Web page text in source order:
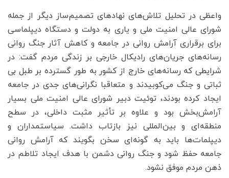
واعظی در تحلیل تلاش‌های نهادهای تصمیم‌ساز دیگر از جمله
شورای عالی امنیت ملی و یاری به دولت و دستگاه دیپلماسی
برای برقراری آرامش روانی در جامعه و کاهش آثار جنگ روانی
رسانه‌های جریان‌های رادیکال خارجی بر زندگی مردم گفت: در
شرایطی که رسانه‌های خارج از کشور به طور گسترده بر طبل بی
ثباتی و جنگ می‌کوبیدند و متعاقبا نگرانی‌های جدی در جامعه
ایجاد کرده بودند، توئیت دبیر شورای عالی امنیت ملی بسیار
آرامش‌بخش بود و علاوه بر تأثیر مثبت داخلی، در سطح
منطقه‌ای و بین‌المللی نیز بازتاب داشت. سیاستمداران و
دیپلمات‌ها باید به گونه‌ای سخن بگویند که آرامش روانی
جامعه حفظ شود و جنگ روانی دشمن با هدف ایجاد تلاطم در
ذهن مردم موفق نشود.